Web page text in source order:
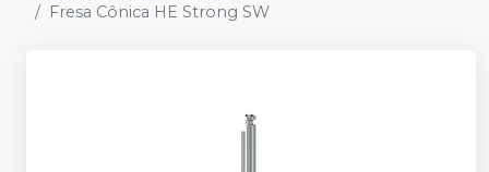
Fresa Cônica HE Strong SW